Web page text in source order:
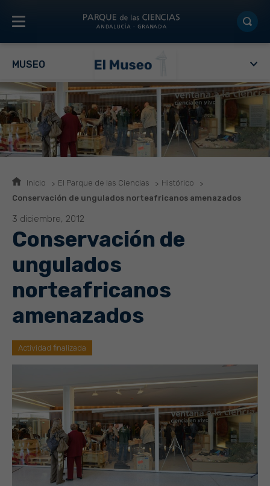
MUSEO
Inicio El Parque de las Ciencias
Histórico
Conservación de ungulados norteafricanos amenazados
3 diciembre, 2012
Conservación de
ungulados
norteafricanos
amenazados
Actividad finalizada